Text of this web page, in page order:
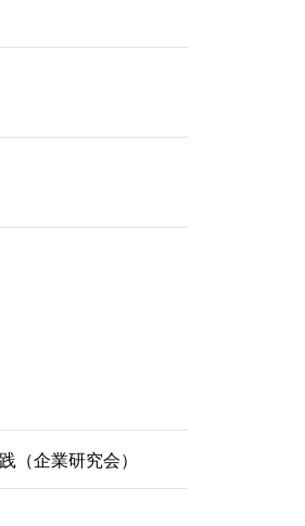
（企業研究会）